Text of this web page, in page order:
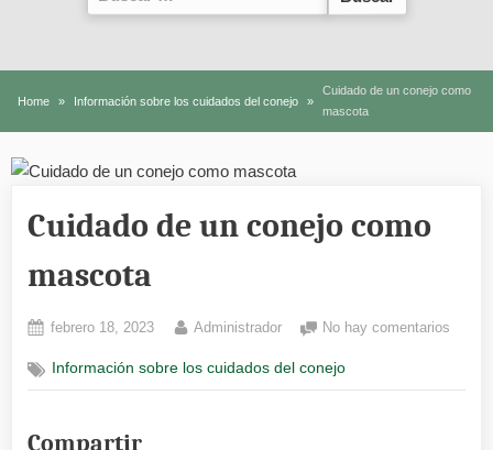
Home Información sobre los cuidados del conejo
Cuidado de un conejo como
mascota
Cuidado de un conejo como
mascota
Posted
febrero 18, 2023 By
Administrador No hay comentarios
un
Información sobre los cuidados del conejo
Compartir